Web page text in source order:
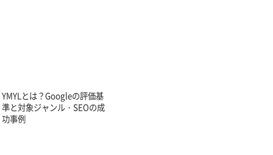
YMYLとは？Googleの評価基
準と対象ジャンル・SEOの成
功事例